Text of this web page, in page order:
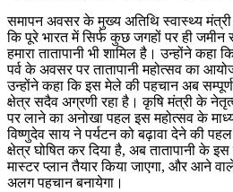
समापन अवसर के मुख्य अतिथि स्वास्थ्य मंत्री
कि पूरे भारत में सिर्फ कुछ जगहों पर ही जमीन
हमारा तातापानी भी शामिल है। उन्होंने
पर्व के अवसर पर तातापानी महोत्सव का
उन्होंने कहा कि इस मेले की पहचान अब
क्षेत्र सदैव अग्रणी रहा है। कृषि मंत्री के
पर लाने का अनोखा पहल इस महोत्सव के
विष्णुदेव साय ने पर्यटन को बढ़ावा देने की
क्षेत्र घोषित कर दिया है, अब तातापानी के
मास्टर प्लान तैयार किया जाएगा, और आने
अलग पहचान बनायेगा।